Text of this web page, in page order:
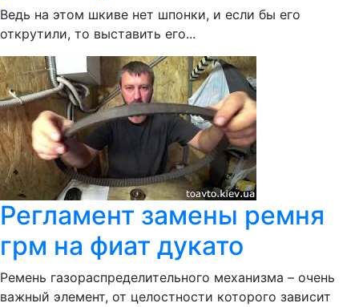
Ведь на этом шкиве нет шпонки, и если бы его
открутили, то выставить его...
Регламент замены ремня
грм на фиат дукато
Ремень газораспределительного механизма – очень
важный элемент, от целостности которого зависит